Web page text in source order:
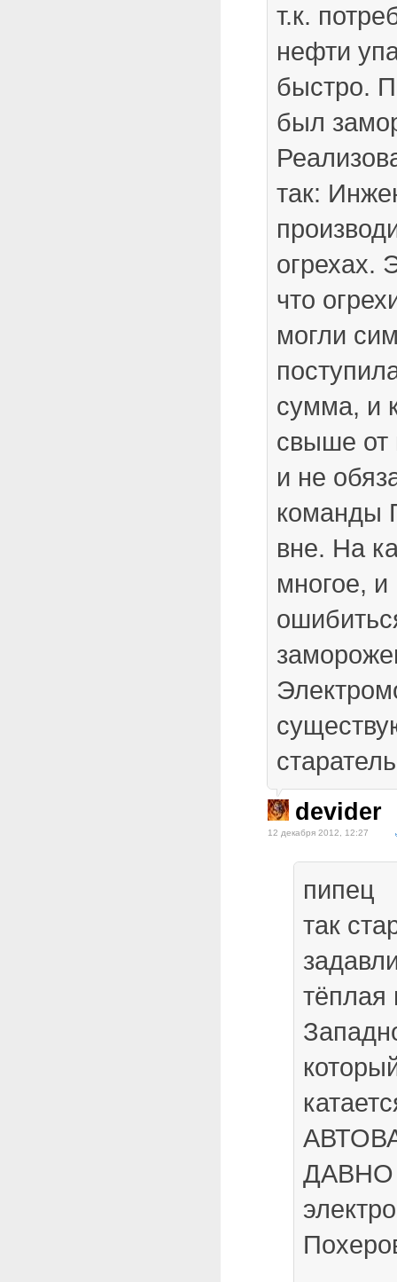
т.к.
нефти
быстро.
был
так:
огрехах.
что
могли
сумма, и
свыше от
и не
команды
вне. На
многое,
devider
12 декабря 2012, 12:27
пипец
так
тёплая
ДАВНО